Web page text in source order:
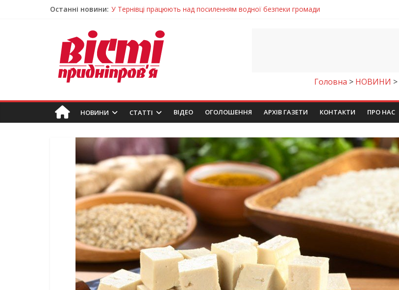
Останні новини: У Тернівці працюють над посиленням водної безпеки громади
У Самарі провели незвичайний майстер-клас
Світлові рішення майстрів із Дніпра визнали найкращими в Україні
Засинання після півночі може негативно впливати на здоров’я
Головна > НОВИНИ >
НОВИНИ СТАТТІ ВIДЕО ОГОЛОШЕННЯ АРХІВ ГАЗЕТИ КОНТАКТИ ПРО НАС